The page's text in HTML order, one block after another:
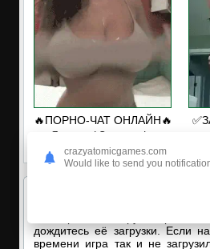
🔥ПОРНО-ЧАТ ОНЛАЙН🔥
Я кончаю! С͟м͟о͟т͟р͟е͟т͟ь͟!➡️
. Поэтому если
дождитесь её загрузки. Если
времени игра так и не
crazyatomicgames.com
Would like to send you